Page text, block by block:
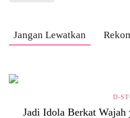
Jangan Lewatkan
D-
Jadi Idola Berkat Wajah